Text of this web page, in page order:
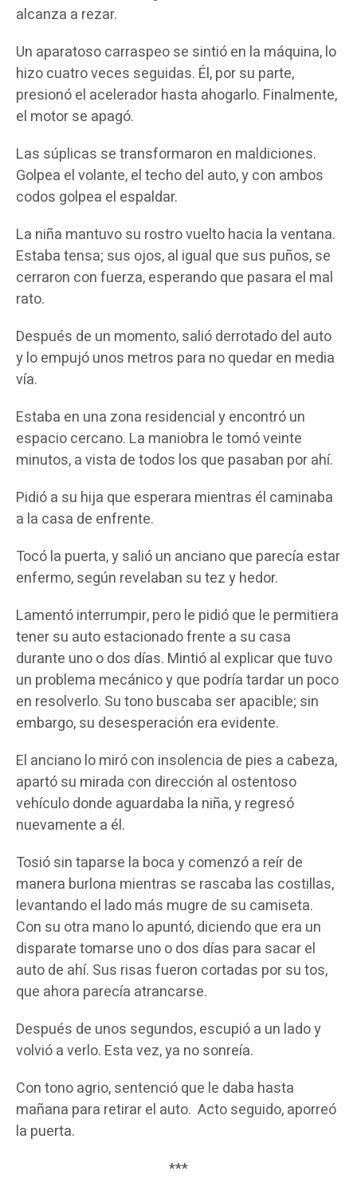
alcanza a rezar.
Un aparatoso carraspeo se sintió en la máquina, lo
hizo cuatro veces seguidas. Él, por su parte,
presionó el acelerador hasta ahogarlo. Finalmente,
el motor se apagó.
Las súplicas se transformaron en maldiciones.
Golpea el volante, el techo del auto, y con ambos
codos golpea el espaldar.
La niña mantuvo su rostro vuelto hacia la ventana.
Estaba tensa; sus ojos, al igual que sus puños, se
cerraron con fuerza, esperando que pasara el mal
rato.
Después de un momento, salió derrotado del auto
y lo empujó unos metros para no quedar en media
vía.
Estaba en una zona residencial y encontró un
espacio cercano. La maniobra le tomó veinte
minutos, a vista de todos los que pasaban por ahí.
Pidió a su hija que esperara mientras él caminaba
a la casa de enfrente.
Tocó la puerta, y salió un anciano que parecía estar
enfermo, según revelaban su tez y hedor.
Lamentó interrumpir, pero le pidió que le permitiera
tener su auto estacionado frente a su casa
durante uno o dos días. Mintió al explicar que tuvo
un problema mecánico y que podría tardar un poco
en resolverlo. Su tono buscaba ser apacible; sin
embargo, su desesperación era evidente.
El anciano lo miró con insolencia de pies a cabeza,
apartó su mirada con dirección al ostentoso
vehículo donde aguardaba la niña, y regresó
nuevamente a él.
Tosió sin taparse la boca y comenzó a reír de
manera burlona mientras se rascaba las costillas,
levantando el lado más mugre de su camiseta.
Con su otra mano lo apuntó, diciendo que era un
disparate tomarse uno o dos días para sacar el
auto de ahí. Sus risas fueron cortadas por su tos,
que ahora parecía atrancarse.
Después de unos segundos, escupió a un lado y
volvió a verlo. Esta vez, ya no sonreía.
Con tono agrio, sentenció que le daba hasta
mañana para retirar el auto. Acto seguido, aporreó
la puerta.
***